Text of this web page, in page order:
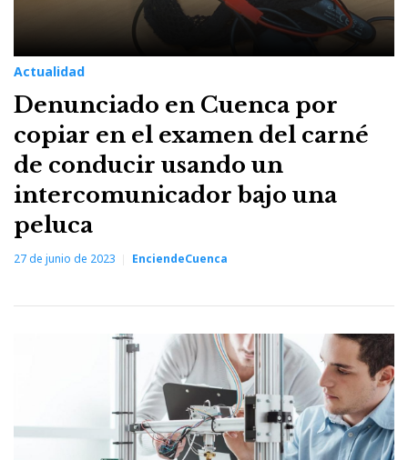
Actualidad
Denunciado en Cuenca por
copiar en el examen del carné
de conducir usando un
intercomunicador bajo una
peluca
27 de junio de 2023 EnciendeCuenca